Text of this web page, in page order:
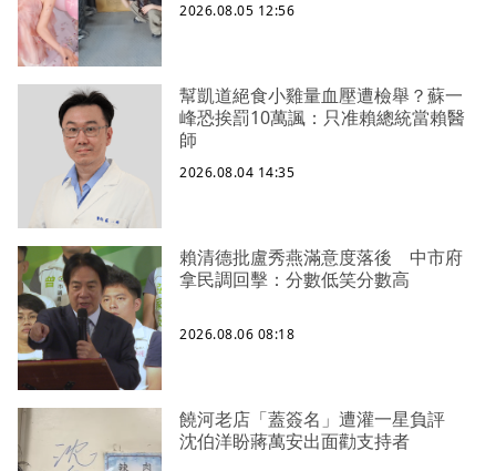
2026.08.05 12:56
幫凱道絕食小雞量血壓遭檢舉？蘇一
峰恐挨罰10萬諷：只准賴總統當賴醫
師
2026.08.04 14:35
賴清德批盧秀燕滿意度落後 中市府
拿民調回擊：分數低笑分數高
2026.08.06 08:18
饒河老店「蓋簽名」遭灌一星負評
沈伯洋盼蔣萬安出面勸支持者